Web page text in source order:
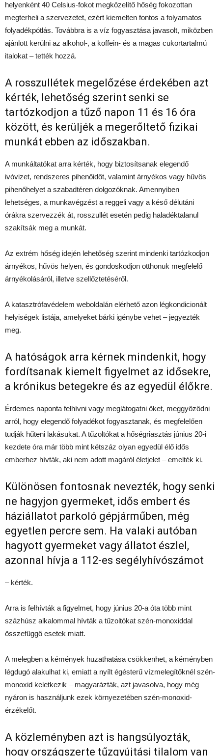
helyenként 40 Celsius-fokot megközelítő hőség fokozottan
megterheli a szervezetet, ezért kiemelten fontos a folyamatos
folyadékpótlás. Továbbra is a víz fogyasztása javasolt, miközben
ajánlott kerülni az alkohol-, a koffein- és a magas cukortartalmú
italokat – tették hozzá.
A rosszullétek megelőzése érdekében azt
kérték, lehetőség szerint senki se
tartózkodjon a tűző napon 11 és 16 óra
között, és kerüljék a megerőltető fizikai
munkát ebben az időszakban.
A munkáltatókat arra kérték, hogy biztosítsanak elegendő
ivóvizet, rendszeres pihenőidőt, valamint árnyékos vagy hűvös
pihenőhelyet a szabadtéren dolgozóknak. Amennyiben
lehetséges, a munkavégzést a reggeli vagy a késő délutáni
órákra szervezzék át, rosszullét esetén pedig haladéktalanul
szakítsák meg a munkát.
Az extrém hőség idején lehetőség szerint mindenki tartózkodjon
árnyékos, hűvös helyen, és gondoskodjon otthonuk megfelelő
árnyékolásáról, illetve szellőztetéséről.
A katasztrófavédelem weboldalán elérhető azon légkondicionált
helyiségek listája, amelyeket bárki igénybe vehet – jegyezték
meg.
A hatóságok arra kérnek mindenkit, hogy
fordítsanak kiemelt figyelmet az idősekre,
a krónikus betegekre és az egyedül élőkre.
Érdemes naponta felhívni vagy meglátogatni őket, meggyőződni
arról, hogy elegendő folyadékot fogyasztanak, és megfelelően
tudják hűteni lakásukat. A tűzoltókat a hőségriasztás június 20-i
kezdete óra már több mint kétszáz olyan egyedül élő idős
emberhez hívták, aki nem adott magáról életjelet – emelték ki.
Különösen fontosnak nevezték, hogy senki
ne hagyjon gyermeket, idős embert és
háziállatot parkoló gépjárműben, még
egyetlen percre sem. Ha valaki autóban
hagyott gyermeket vagy állatot észlel,
azonnal hívja a 112-es segélyhívószámot
– kérték.
Arra is felhívták a figyelmet, hogy június 20-a óta több mint
százhúsz alkalommal hívták a tűzoltókat szén-monoxiddal
összefüggő esetek miatt.
A melegben a kémények huzathatása csökkenhet, a kéményben
légdugó alakulhat ki, emiatt a nyílt égésterű vízmelegítőknél szén-
monoxid keletkezik – magyarázták, azt javasolva, hogy még
nyáron is használjunk ezek környezetében szén-monoxid-
érzékelőt.
A közleményben azt is hangsúlyozták,
hogy országszerte tűzgyújtási tilalom van